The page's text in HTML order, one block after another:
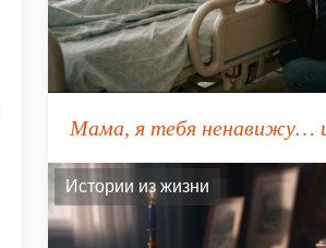
Мама, я тебя ненавижу…
Истории из жизни